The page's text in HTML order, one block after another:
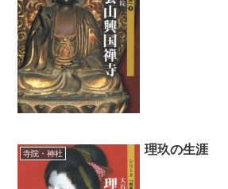
寺院・神社 理玖の生涯